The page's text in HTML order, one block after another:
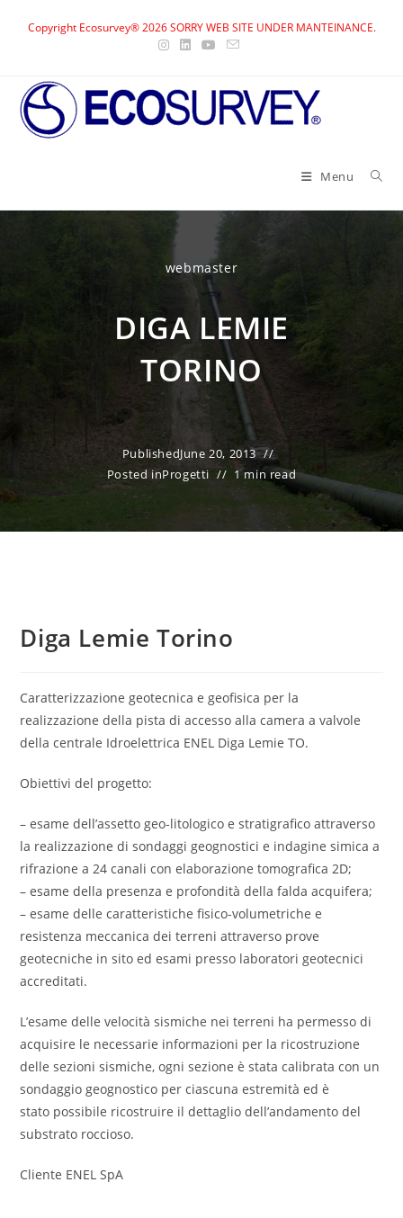
Copyright Ecosurvey® 2026 SORRY WEB SITE UNDER MANTEINANCE.
Menu
webmaster
DIGA LEMIE
TORINO
PublishedJune 20, 2013
Posted inProgetti 1 min read
Diga Lemie Torino
Caratterizzazione geotecnica e geofisica per la
realizzazione della pista di accesso alla camera a valvole
della centrale Idroelettrica ENEL Diga Lemie TO.
Obiettivi del progetto:
– esame dell’assetto geo-litologico e stratigrafico attraverso
la realizzazione di sondaggi geognostici e indagine simica a
rifrazione a 24 canali con elaborazione tomografica 2D;
– esame della presenza e profondità della falda acquifera;
– esame delle caratteristiche fisico-volumetriche e
resistenza meccanica dei terreni attraverso prove
geotecniche in sito ed esami presso laboratori geotecnici
accreditati.
L’esame delle velocità sismiche nei terreni ha permesso di
acquisire le necessarie informazioni per la ricostruzione
delle sezioni sismiche, ogni sezione è stata calibrata con un
sondaggio geognostico per ciascuna estremità ed è
stato possibile ricostruire il dettaglio dell’andamento del
substrato roccioso.
Cliente ENEL SpA